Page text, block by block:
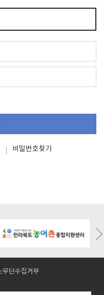
비밀번호찾기
bo_table=m05_01&wr_id=9
무단수집거부